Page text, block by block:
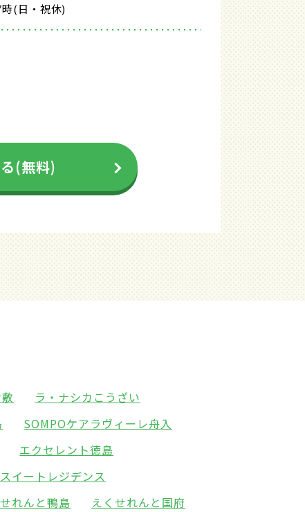
(日・祝休)
(無料)
ラ・ナシカこうざい
SOMPOケアラヴィーレ舟入
エクセレント徳島
イートレジデンス
れんと鴨島
えくせれんと国府